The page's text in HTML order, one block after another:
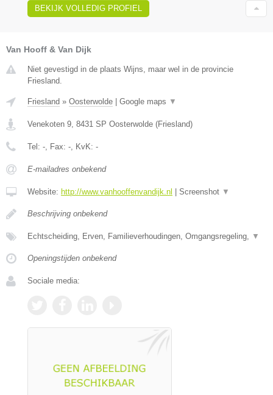
BEKIJK VOLLEDIG PROFIEL
Van Hooff & Van Dijk
Niet gevestigd in de plaats Wijns, maar wel in de provincie
Friesland.
Friesland » Oosterwolde | Google maps ▼
Venekoten 9 8431 SP Oosterwolde (Friesland)
Tel: - , Fax: - , KvK: -
E-mailadres onbekend
Website: http://www.vanhooffenvandijk.nl | Screenshot ▼
Beschrijving onbekend
Echtscheiding, Erven, Familieverhoudingen, Omgangsregeling, ▼
Openingstijden onbekend
Sociale media: